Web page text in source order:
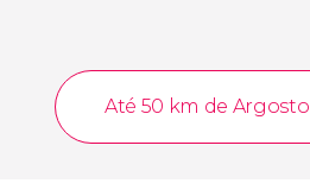
Até 50 km de